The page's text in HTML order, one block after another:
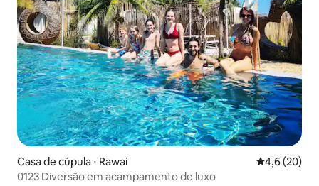
Casa de cúpula ⋅ Rawai 4,6 de uma
4,6 (20)
0123 Diversão em acampamento de luxo